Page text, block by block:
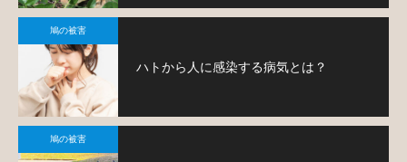
鳩の被害
ハトから人に感染する病気とは？
鳩の被害